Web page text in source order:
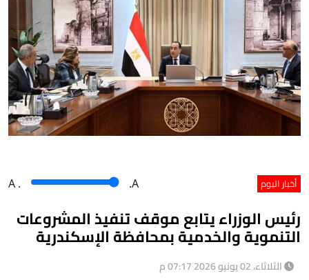
أخبار اليوم A . .A
رئيس الوزراء يتابع موقف تنفيذ المشروعات
التنموية والخدمية بمحافظة الإسكندرية
الثلاثاء، 02 يونيو 2026 07:17 م